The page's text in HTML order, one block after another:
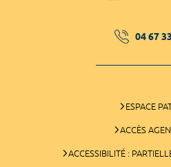
04 67
ESPACE
ACCÈS
ACCESSIBILITÉ :